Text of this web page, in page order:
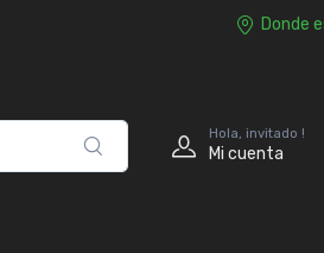
Donde
Hola, invitado !
Mi cuenta